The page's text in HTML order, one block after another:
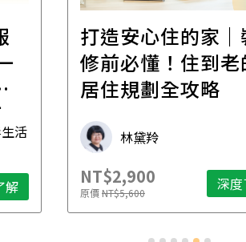
活
解
打造安心住的家｜
修前必懂！住到老
居住規劃全攻略
林黛羚
NT$2,900
原價NT$5,600 深